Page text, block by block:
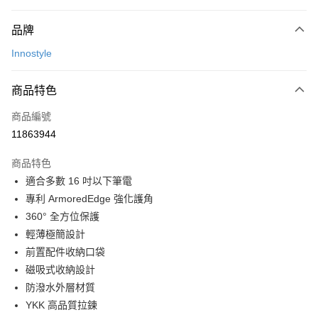
台灣樂天信用卡公司
玉山商業銀行
台灣樂天信用卡公司
相關說明
1.本服務由台灣大哥大提供，台灣大哥大用戶可立即使用無須另外申請。
2.付款方式選擇「大哥付你分期」，訂單成立後會自動跳轉到大哥付的交易
3.實際核准額度、可分期數及費用金額請依後續交易確認頁面所載為準。
4.訂單成立30分鐘內，如未前往確認交易或遇審核未通過，訂單將自動取
消。如遇「轉專審核」未通過狀況，表示未達大哥付你分期系統評分，恕無
法說明評估內容。
【繳款方式說明】
1.分期款項不併入電信帳單，「大哥付你分期」於每月結算日後寄送繳費提
2.透過簡訊連結打開帳單後，可選擇「超商條碼／台灣大直營門市／銀行轉
帳／街口支付／iPASS MONEY」等通路繳費。
【注意事項】
1.本服務係由「台灣大哥大股份有限公司」（以下簡稱本公司）所提供，讓
ATM付款
貨到付款
運送方式
宅配物流
每筆NT$80，滿NT$490(含以上)免運費
每筆NT$100，滿NT$1,500(含以上)免運費
付款後門市自取
免運費
品牌
Innostyle
商品特色
商品編號
11863944
商品特色
適合多數 16 吋以下筆電
專利 ArmoredEdge 強化護角
360° 全方位保護
輕薄極簡設計
前置配件收納口袋
磁吸式收納設計
防潑水外層材質
YKK 高品質拉鍊